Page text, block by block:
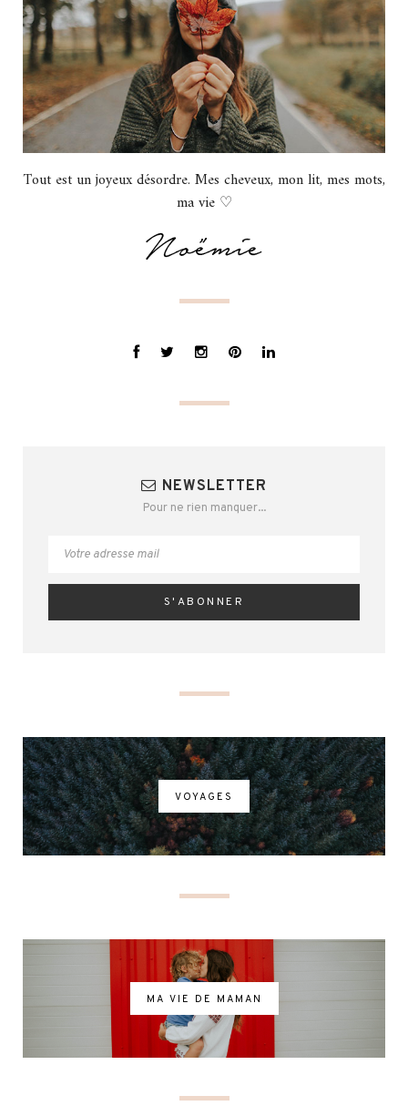
Tout est un joyeux désordre. Mes cheveux, mon lit, mes mots,
ma vie ♡
NEWSLETTER
Pour ne rien manquer...
VOYAGES
MA VIE DE MAMAN